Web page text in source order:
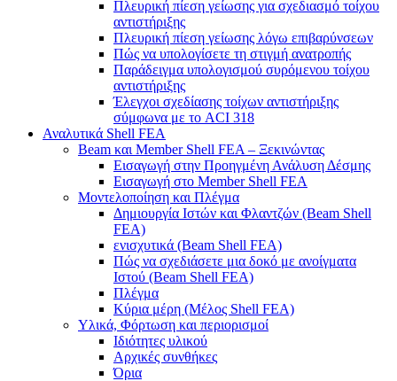
Πλευρική πίεση γείωσης για σχεδιασμό τοίχου
αντιστήριξης
Πλευρική πίεση γείωσης λόγω επιβαρύνσεων
Πώς να υπολογίσετε τη στιγμή ανατροπής
Παράδειγμα υπολογισμού συρόμενου τοίχου
αντιστήριξης
Έλεγχοι σχεδίασης τοίχων αντιστήριξης
σύμφωνα με το ACI 318
Αναλυτικά Shell FEA
Beam και Member Shell FEA – Ξεκινώντας
Εισαγωγή στην Προηγμένη Ανάλυση Δέσμης
Εισαγωγή στο Member Shell FEA
Μοντελοποίηση και Πλέγμα
Δημιουργία Ιστών και Φλαντζών (Beam Shell
FEA)
ενισχυτικά (Beam Shell FEA)
Πώς να σχεδιάσετε μια δοκό με ανοίγματα
Ιστού (Beam Shell FEA)
Πλέγμα
Κύρια μέρη (Μέλος Shell FEA)
Υλικά, Φόρτωση και περιορισμοί
Ιδιότητες υλικού
Αρχικές συνθήκες
Όρια